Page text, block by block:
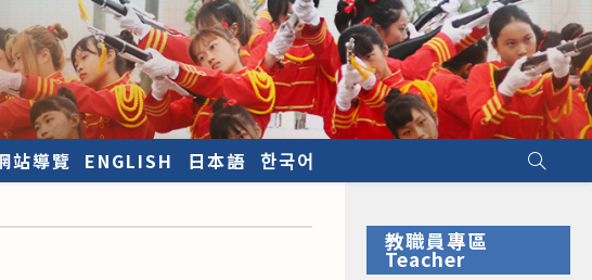
站導覽 ENGLISH 日本語 한국어
教職員專區
Teacher